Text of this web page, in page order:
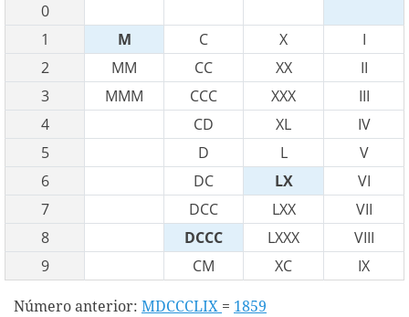
0
1
M C X
I
2
MM CC XX
II
3
MMM CCC XXX
III
4
CD XL
IV
5
D L
V
6
DC LX
VI
7
DCC LXX
VII
8
DCCC LXXX
VIII
9
CM XC IX
Número anterior: MDCCCLIX = 1859